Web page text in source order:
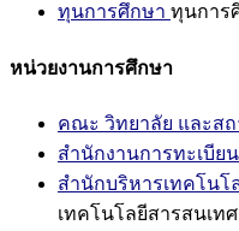
ทุนการศึกษา ทุนการ
หน่วยงานการศึกษา
คณะ วิทยาลัย และส
สำนักงานการทะเบียน
สำนักบริหารเทคโนโ
เทคโนโลยีสารสนเทศ